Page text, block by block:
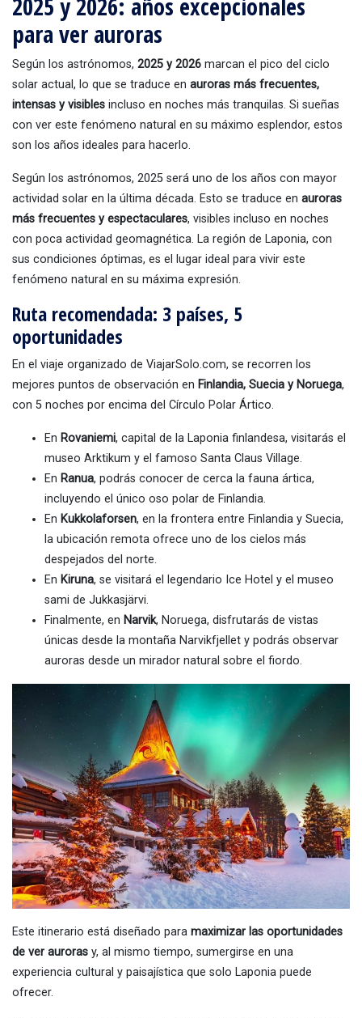
para ver auroras
Según los astrónomos, 2025 y 2026 marcan el pico del ciclo
solar actual, lo que se traduce en auroras más frecuentes,
intensas y visibles incluso en noches más tranquilas. Si sueñas
con ver este fenómeno natural en su máximo esplendor, estos
son los años ideales para hacerlo.
Según los astrónomos, 2025 será uno de los años con mayor
actividad solar en la última década. Esto se traduce en auroras
más frecuentes y espectaculares, visibles incluso en noches
con poca actividad geomagnética. La región de Laponia, con
sus condiciones óptimas, es el lugar ideal para vivir este
fenómeno natural en su máxima expresión.
Ruta recomendada: 3 países, 5
oportunidades
En el viaje organizado de ViajarSolo.com, se recorren los
mejores puntos de observación en Finlandia, Suecia y Noruega,
con 5 noches por encima del Círculo Polar Ártico.
En Rovaniemi, capital de la Laponia finlandesa, visitarás el
museo Arktikum y el famoso Santa Claus Village.
En Ranua, podrás conocer de cerca la fauna ártica,
incluyendo el único oso polar de Finlandia.
En Kukkolaforsen, en la frontera entre Finlandia y Suecia,
la ubicación remota ofrece uno de los cielos más
despejados del norte.
En Kiruna, se visitará el legendario Ice Hotel y el museo
sami de Jukkasjärvi.
Finalmente, en Narvik, Noruega, disfrutarás de vistas
únicas desde la montaña Narvikfjellet y podrás observar
auroras desde un mirador natural sobre el fiordo.
Este itinerario está diseñado para maximizar las oportunidades
de ver auroras y, al mismo tiempo, sumergirse en una
experiencia cultural y paisajística que solo Laponia puede
ofrecer.